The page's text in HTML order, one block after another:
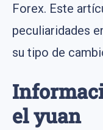
Forex. Este
peculiaridades
su tipo de
el yuan